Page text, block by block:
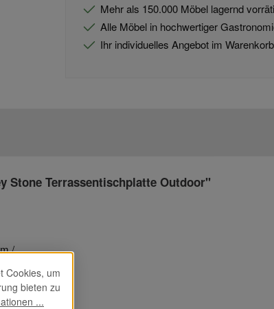
Mehr als 150.000 Möbel lagernd
Alle Möbel in hochwertiger
Ihr individuelles Angebot im
Stone Terrassentischplatte Outdoor"
/
Cookies, um
bieten zu
...